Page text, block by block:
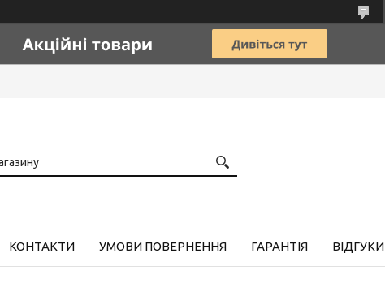
КОНТАКТИ УМОВИ ПОВЕРНЕННЯ ГАРАНТІЯ ВІДГУКИ